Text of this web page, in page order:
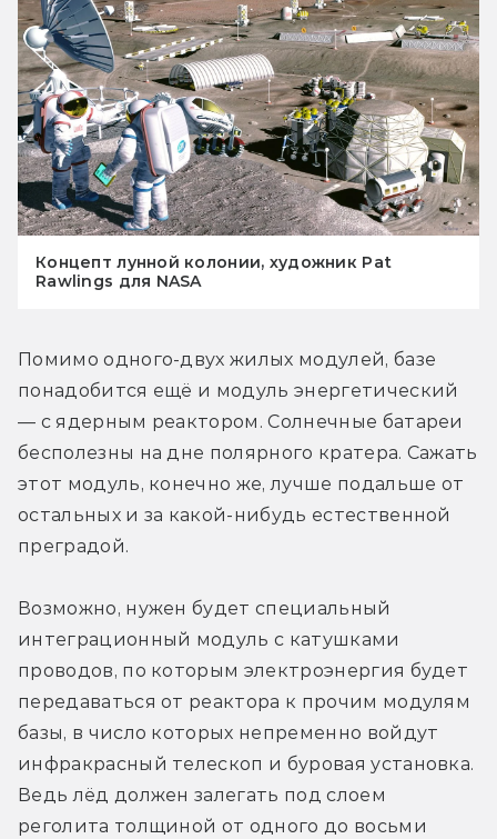
Концепт лунной колонии, художник Pat
Rawlings для NASA
Помимо одного-двух жилых модулей, базе
понадобится ещё и модуль энергетический
— с ядерным реактором. Солнечные батареи
бесполезны на дне полярного кратера. Сажать
этот модуль, конечно же, лучше подальше от
остальных и за какой-нибудь естественной
преградой.
Возможно, нужен будет специальный
интеграционный модуль с катушками
проводов, по которым электроэнергия будет
передаваться от реактора к прочим модулям
базы, в число которых непременно войдут
инфракрасный телескоп и буровая установка.
Ведь лёд должен залегать под слоем
реголита толщиной от одного до восьми